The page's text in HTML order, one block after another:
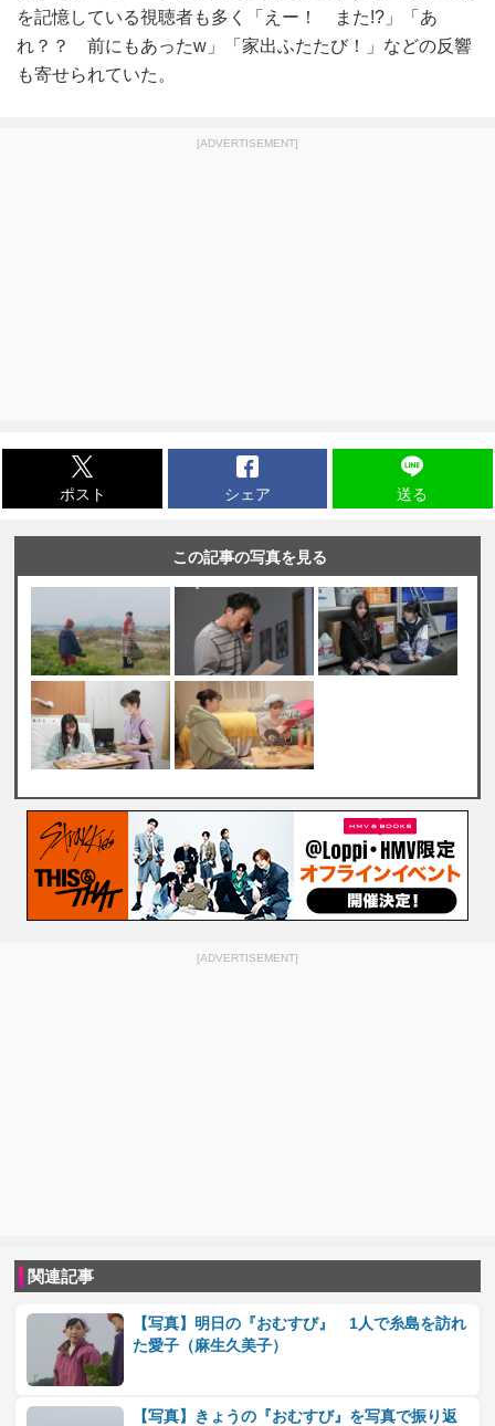
を記憶している視聴者も多く「えー！ また!?」「あ
れ？？ 前にもあったw」「家出ふたたび！」などの反響
も寄せられていた。
[ADVERTISEMENT]
ポスト シェア 送る
この記事の写真を見る
[ADVERTISEMENT]
関連記事
【写真】明日の『おむすび』 1人で糸島を訪れ
た愛子（麻生久美子）
【写真】きょうの『おむすび』を写真で振り返